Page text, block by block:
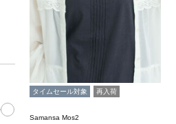
タイムセール対象 再入荷
Samansa Mos2